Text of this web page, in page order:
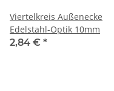
Viertelkreis Außenecke
Edelstahl-Optik 10mm
2,84 € *